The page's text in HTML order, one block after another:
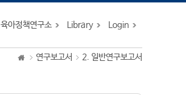
육아정책연구소 Library Login
연구보고서 2. 일반연구보고서